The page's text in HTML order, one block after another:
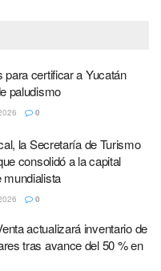
certificar a Yucatán
paludismo
0
la Secretaría de Turismo
consolidó a la capital
0
actualizará inventario de
tras avance del 50 % en